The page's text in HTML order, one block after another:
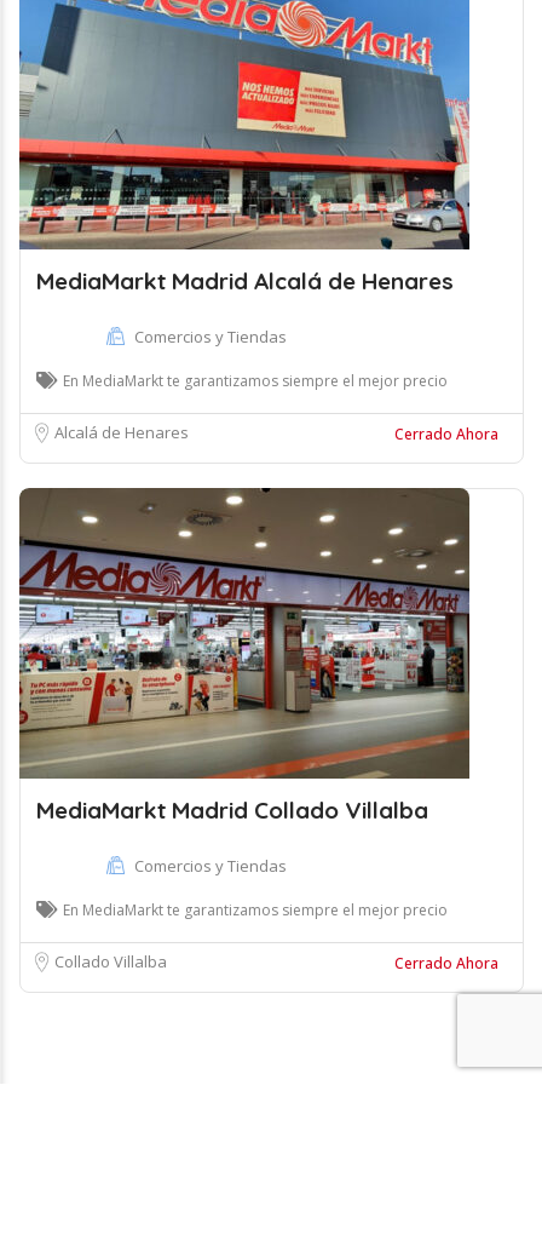
MediaMarkt Madrid Alcalá de Henares
Comercios y Tiendas
En MediaMarkt te garantizamos siempre el mejor precio
Alcalá de Henares Cerrado Ahora
MediaMarkt Madrid Collado Villalba
Comercios y Tiendas
En MediaMarkt te garantizamos siempre el mejor precio
Collado Villalba Cerrado Ahora